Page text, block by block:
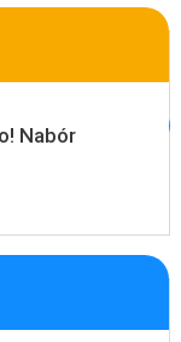
Nabór